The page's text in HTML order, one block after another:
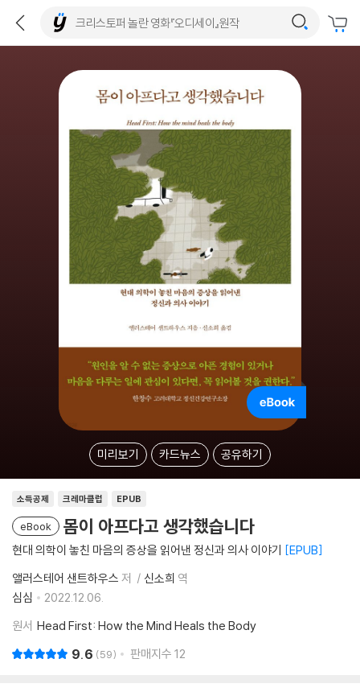
미리보기 카드뉴스 공유하기
소득공제 크레마클럽 EPUB
eBook 몸이 아프다고 생각했습니다
현대 의학이 놓친 마음의 증상을 읽어낸 정신과 의사 이야기 EPUB
앨러스테어 샌트하우스 저 신소희 역
심심
2022.12.06.
원서 Head First: How the Mind Heals the Body
9.6 59 판매지수 12